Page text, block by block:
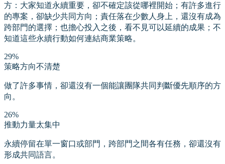
方：大家知道永續重要，卻不確定該從哪裡開始；有許多進行
的專案，卻缺少共同方向；責任落在少數人身上，還沒有成為
跨部門的選擇；也擔心投入之後，看不見可以延續的成果；不
知道這些永續行動如何連結商業策略。
29%
策略方向不清楚
做了許多事情，卻還沒有一個能讓團隊共同判斷優先順序的方
向。
26%
推動力量太集中
永續停留在單一窗口或部門，跨部門之間各有任務，卻還沒有
形成共同語言。